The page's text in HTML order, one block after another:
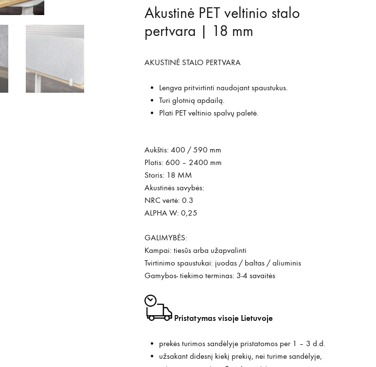
Akustinė PET veltinio stalo
pertvara | 18 mm
AKUSTINĖ STALO PERTVARA
Lengva pritvirtinti naudojant spaustukus.
Turi glotnią apdailą.
Plati PET veltinio spalvų paletė.
Aukštis: 400 / 590 mm
Plotis: 600 – 2400 mm
Storis: 18 MM
Akustinės savybės:
NRC vertė: 0.3
ALPHA W: 0,25
GALIMYBĖS:
Kampai: tiesūs arba užapvalinti
Tvirtinimo spaustukai: juodas / baltas / aliuminis
Gamybos- tiekimo terminas: 3-4 savaitės
Pristatymas visoje Lietuvoje
prekės turimos sandėlyje pristatomos per 1 – 3 d.d.
užsakant didesnį kiekį prekių, nei turime sandėlyje,